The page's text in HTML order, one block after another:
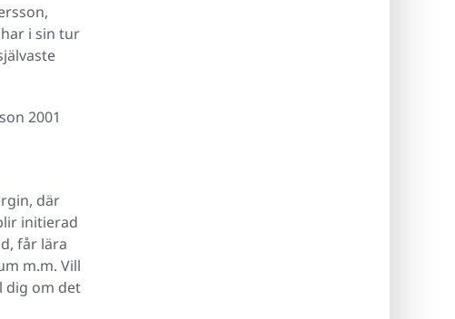
i sin tur
2001
där
initierad
får lära
m.m. Vill
dig om det